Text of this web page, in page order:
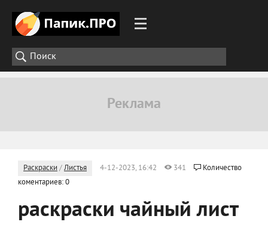
Раскраски /Листья 4-12-2023, 16:42 341
Количество
коментариев: 0
раскраски чайный лист